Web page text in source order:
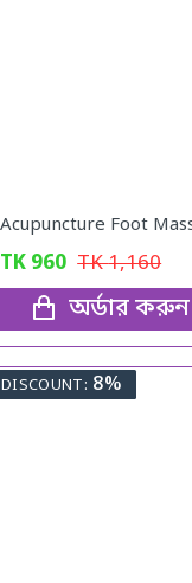
TK 960 TK1,160
অর্ডার করুন
DISCOUNT: 8%